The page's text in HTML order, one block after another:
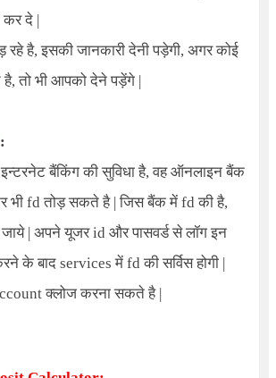
दे |
रहे है, इसकी जानकारी देनी पड़ेगी, अगर कोई
है, तो भी आपको देने पड़ेंगे |
बैंकिंग की सुविधा है, वह ऑनलाइन बैंक
भी fd तोड़ सकते है | जिस बैंक में fd की है,
| अपने यूजर id और पासवर्ड से लॉग इन
के बाद services में fd की सर्विस होगी |
क्लोज करना सकते है |